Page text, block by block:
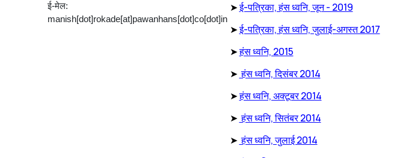
ई-मेल:
manish[dot]rokade[at]pawanhans[dot]co[dot]in
➤ई-पत्रिका, हंस ध्वनि, जून - 2019
➤ई-पत्रिका, हंस ध्वनि, जुलाई-अगस्त 2017
➤हंस ध्वनि, 2015
➤ हंस ध्वनि, दिसंबर 2014
➤हंस ध्वनि, अक्टूबर 2014
➤ हंस ध्वनि, सितंबर 2014
➤ हंस ध्वनि, जुलाई 2014